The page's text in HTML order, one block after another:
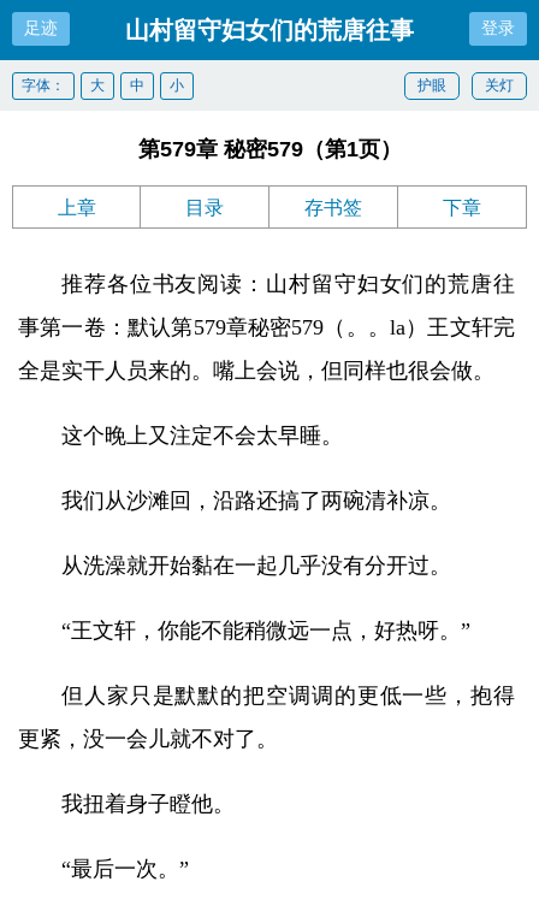
足迹 山村留守妇女们的荒唐往事 登录
关灯
护眼
字体： 大 中 小
第579章 秘密579（第1页）
上章 目录 存书签 下章
推荐各位书友阅读：山村留守妇女们的荒唐往
事第一卷：默认第579章秘密579（。。la）王文轩完
全是实干人员来的。嘴上会说，但同样也很会做。
这个晚上又注定不会太早睡。
我们从沙滩回，沿路还搞了两碗清补凉。
从洗澡就开始黏在一起几乎没有分开过。
“王文轩，你能不能稍微远一点，好热呀。”
但人家只是默默的把空调调的更低一些，抱得
更紧，没一会儿就不对了。
我扭着身子瞪他。
“最后一次。”